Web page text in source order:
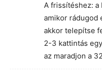
A frissítéshez: a
amikor rádugod
akkor telepítse
2-3 kattintás
az maradjon a